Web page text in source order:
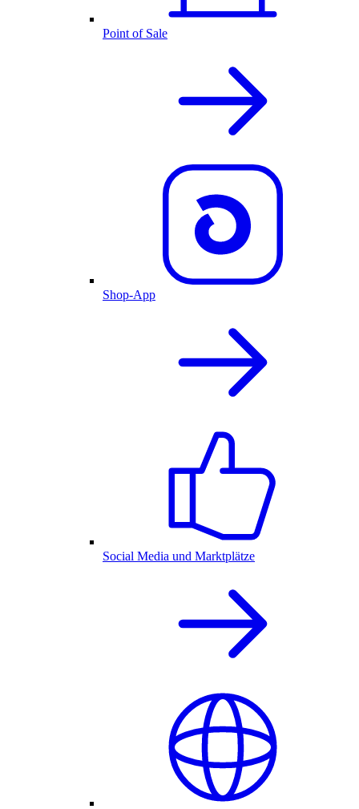
Point of Sale
Shop-App
Social Media und Marktplätze